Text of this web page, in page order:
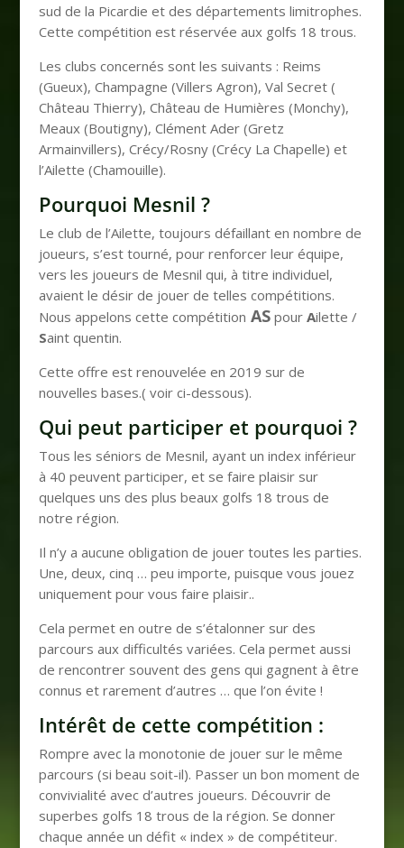
sud de la Picardie et des départements limitrophes.
Cette compétition est réservée aux golfs 18 trous.
Les clubs concernés sont les suivants : Reims
(Gueux), Champagne (Villers Agron), Val Secret (
Château Thierry), Château de Humières (Monchy),
Meaux (Boutigny), Clément Ader (Gretz
Armainvillers), Crécy/Rosny (Crécy La Chapelle) et
l’Ailette (Chamouille).
Pourquoi Mesnil ?
Le club de l’Ailette, toujours défaillant en nombre de
joueurs, s’est tourné, pour renforcer leur équipe,
vers les joueurs de Mesnil qui, à titre individuel,
avaient le désir de jouer de telles compétitions.
Nous appelons cette compétition ASpourAilette /
Saint quentin.
Cette offre est renouvelée en 2019 sur de
nouvelles bases.( voir ci-dessous).
Qui peut participer et pourquoi ?
Tous les séniors de Mesnil, ayant un index inférieur
à 40 peuvent participer, et se faire plaisir sur
quelques uns des plus beaux golfs 18 trous de
notre région.
Il n’y a aucune obligation de jouer toutes les parties.
Une, deux, cinq … peu importe, puisque vous jouez
uniquement pour vous faire plaisir..
Cela permet en outre de s’étalonner sur des
parcours aux difficultés variées. Cela permet aussi
de rencontrer souvent des gens qui gagnent à être
connus et rarement d’autres … que l’on évite !
Intérêt de cette compétition :
Rompre avec la monotonie de jouer sur le même
parcours (si beau soit-il). Passer un bon moment de
convivialité avec d’autres joueurs. Découvrir de
superbes golfs 18 trous de la région. Se donner
chaque année un défit « index » de compétiteur.